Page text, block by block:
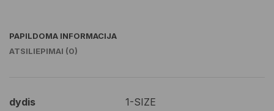
PAPILDOMA INFORMACIJA
ATSILIEPIMAI (0)
dydis 1-SIZE